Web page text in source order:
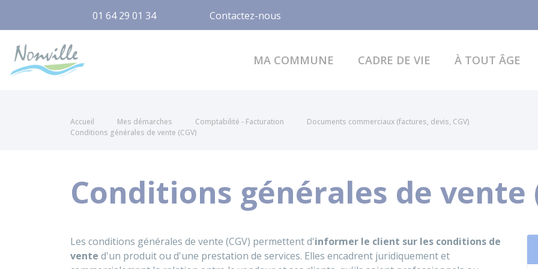
01 64 29 01 34 Contactez-nous
MA COMMUNE CADRE DE VIE À TOUT ÂGE
Accueil Mes démarches Comptabilité - Facturation
Documents commerciaux (factures, devis, CGV)
Conditions générales de vente (CGV)
Conditions générales de vente
Les conditions générales de vente (CGV) permettent d'informer le client sur les conditions de
vente d'un produit ou d'une prestation de services. Elles encadrent juridiquement et